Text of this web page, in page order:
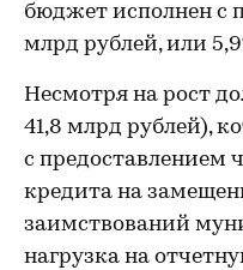
бюджет исполнен с
млрд рублей, или
Несмотря на рост
41,8 млрд рублей),
с предоставлением
кредита на
заимствований
нагрузка на